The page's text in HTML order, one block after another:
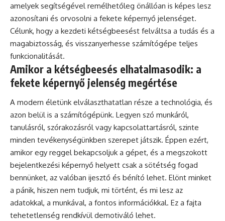
amelyek segítségével remélhetőleg önállóan is képes lesz
azonosítani és orvosolni a fekete képernyő jelenséget.
Célunk, hogy a kezdeti kétségbeesést felváltsa a tudás és a
magabiztosság, és visszanyerhesse számítógépe teljes
funkcionalitását.
Amikor a kétségbeesés elhatalmasodik: a
fekete képernyő jelenség megértése
A modern életünk elválaszthatatlan része a technológia, és
azon belül is a számítógépünk. Legyen szó munkáról,
tanulásról, szórakozásról vagy kapcsolattartásról, szinte
minden tevékenységünkben szerepet játszik. Éppen ezért,
amikor egy reggel bekapcsoljuk a gépet, és a megszokott
bejelentkezési képernyő helyett csak a sötétség fogad
bennünket, az valóban ijesztő és bénító lehet. Elönt minket
a pánik, hiszen nem tudjuk, mi történt, és mi lesz az
adatokkal, a munkával, a fontos információkkal. Ez a fajta
tehetetlenség rendkívül demotiváló lehet.